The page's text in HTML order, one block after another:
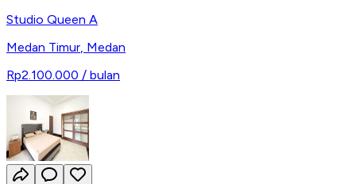
Studio Queen A
Medan Timur, Medan
Rp2.100.000 / bulan